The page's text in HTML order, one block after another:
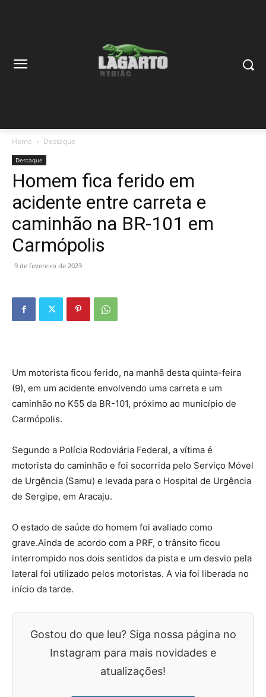
Home Destaque
Destaque
Homem fica ferido em
acidente entre carreta e
caminhão na BR-101 em
Carmópolis
9 de fevereiro de 2023
Um motorista ficou ferido, na manhã desta quinta-feira
(9), em um acidente envolvendo uma carreta e um
caminhão no K55 da BR-101, próximo ao município de
Carmópolis.
Segundo a Polícia Rodoviária Federal, a vítima é
motorista do caminhão e foi socorrida pelo Serviço Móvel
de Urgência (Samu) e levada para o Hospital de Urgência
de Sergipe, em Aracaju.
O estado de saúde do homem foi avaliado como
grave.Ainda de acordo com a PRF, o trânsito ficou
interrompido nos dois sentidos da pista e um desvio pela
lateral foi utilizado pelos motoristas. A via foi liberada no
início da tarde.
Gostou do que leu? Siga nossa página no
Instagram para mais novidades e
atualizações!